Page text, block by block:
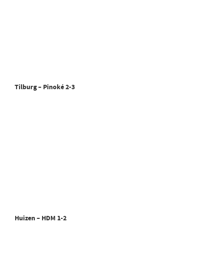
Tilburg – Pinoké 2-3
Huizen – HDM 1-2